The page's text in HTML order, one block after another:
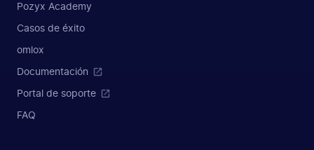
Pozyx Academy
Casos de éxito
omlox
Documentación
Portal de soporte
FAQ